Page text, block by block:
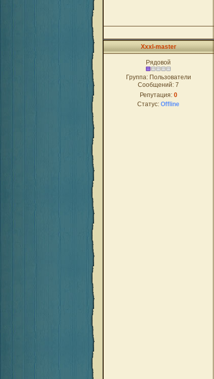
Xxxl-master
Рядовой
Группа: Пользователи
Сообщений: 7
Репутация: 0
Статус: Offline